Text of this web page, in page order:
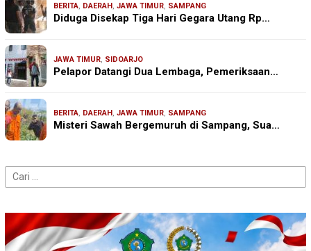
BERITA, DAERAH, JAWA TIMUR, SAMPANG
Diduga Disekap Tiga Hari Gegara Utang Rp…
JAWA TIMUR, SIDOARJO
Pelapor Datangi Dua Lembaga, Pemeriksaan…
BERITA, DAERAH, JAWA TIMUR, SAMPANG
Misteri Sawah Bergemuruh di Sampang, Sua…
Cari
untuk: